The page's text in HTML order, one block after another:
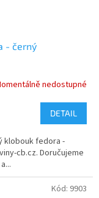
- černý
nedostupné
DETAIL
klobouk fedora -
cb.cz. Doručujeme
Kód: 9903